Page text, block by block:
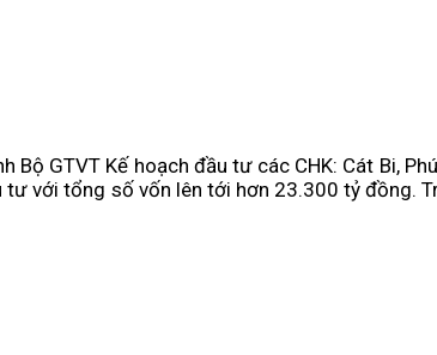
GTVT Kế hoạch đầu tư các CHK: Cát Bi,
với tổng số vốn lên tới hơn 23.300 tỷ đồng.